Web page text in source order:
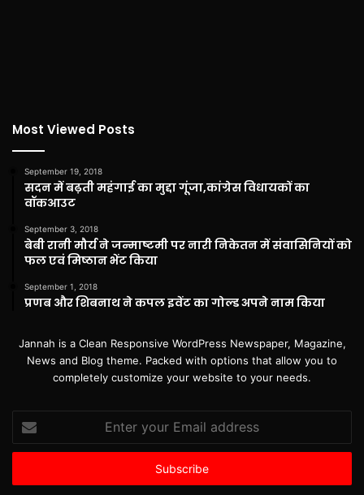
Most Viewed Posts
September 19, 2018
सदन में बढ़ती महंगाई का मुद्दा गूंजा,कांग्रेस विधायकों का
वॉकआउट
September 3, 2018
बेबी रानी मौर्य ने जन्माष्टमी पर नारी निकेतन में संवासिनियों को
फल एवं मिष्ठान भेंट किया
September 1, 2018
प्रणब और शिबनाथ ने कपल इवेंट का गोल्ड अपने नाम किया
Jannah is a Clean Responsive WordPress Newspaper, Magazine,
News and Blog theme. Packed with options that allow you to
completely customize your website to your needs.
your
Email